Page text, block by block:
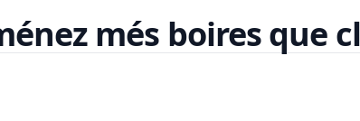
més boires que